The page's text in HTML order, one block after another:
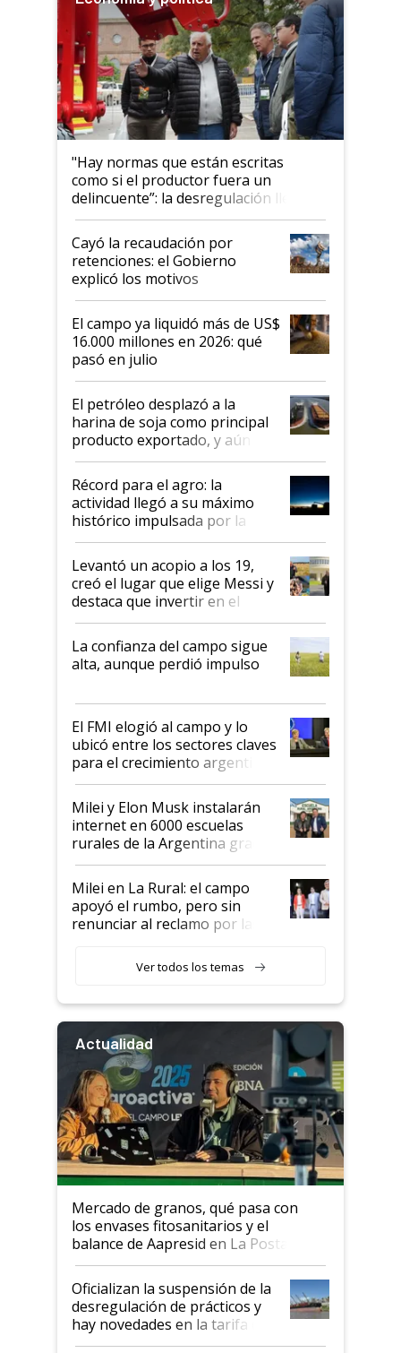
"Hay normas que están escritas
como si el productor fuera un
delincuente”: la desregulación llegó
al Congreso Aapresid y hasta se
habló del financiamiento al IPCVA
Cayó la recaudación por
retenciones: el Gobierno
explicó los motivos
El campo ya liquidó más de US$
16.000 millones en 2026: qué
pasó en julio
El petróleo desplazó a la
harina de soja como principal
producto exportado, y aún así
el agro aportó casi seis de cada
diez dólares y sostuvo el
liderazgo en un semestre
récord
Récord para el agro: la
actividad llegó a su máximo
histórico impulsada por la
cosecha y las exportaciones
Levantó un acopio a los 19,
creó el lugar que elige Messi y
destaca que invertir en el
kirchnerismo era como "darle
plata a un hijo para droga":
Juan Félix Rossetti, el libertario
que de una dura crisis salió
de Milei
La confianza del campo sigue
alta, aunque perdió impulso
El FMI elogió al campo y lo
ubicó entre los sectores claves
para el crecimiento argentino
Milei y Elon Musk instalarán
internet en 6000 escuelas
rurales de la Argentina gracias
a un acuerdo con Starlink
Milei en La Rural: el campo
apoyó el rumbo, pero sin
renunciar al reclamo por las
Ver todos los temas
Actualidad
Mercado de granos, qué pasa con
los envases fitosanitarios y el
balance de Aapresid en La Posta
Oficializan la suspensión de la
desregulación de prácticos y
hay novedades en la tarifa de
la hidrovía